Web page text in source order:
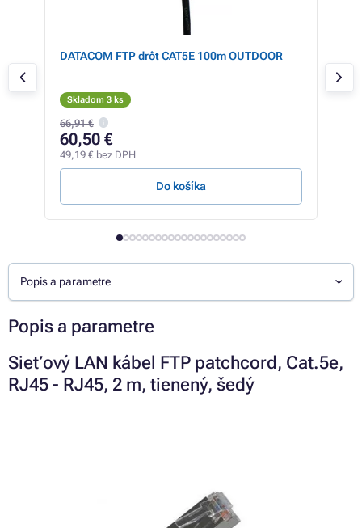
DATACOM FTP drôt CAT5E 100m OUTDOOR
Skladom 3 ks
66,91 €
60,50 €
49,19 € bez DPH
Do košíka
Popis a parametre
Popis a parametre
Sieťový LAN kábel FTP patchcord, Cat.5e,
RJ45 - RJ45, 2 m, tienený, šedý